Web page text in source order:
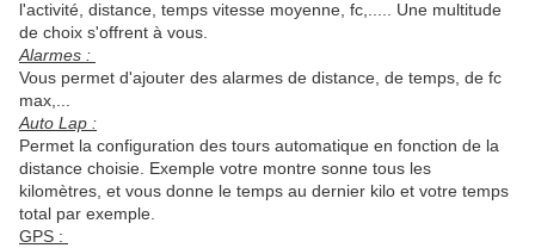
l'activité, distance, temps vitesse moyenne, fc,..... Une multitude
de choix s'offrent à vous.
Alarmes :
Vous permet d'ajouter des alarmes de distance, de temps, de fc
max,...
Auto Lap :
Permet la configuration des tours automatique en fonction de la
distance choisie. Exemple votre montre sonne tous les
kilomètres, et vous donne le temps au dernier kilo et votre temps
total par exemple.
GPS :